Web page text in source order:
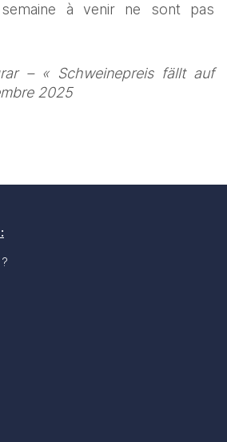
à venir ne sont pas
– « Schweinepreis fällt auf
2025